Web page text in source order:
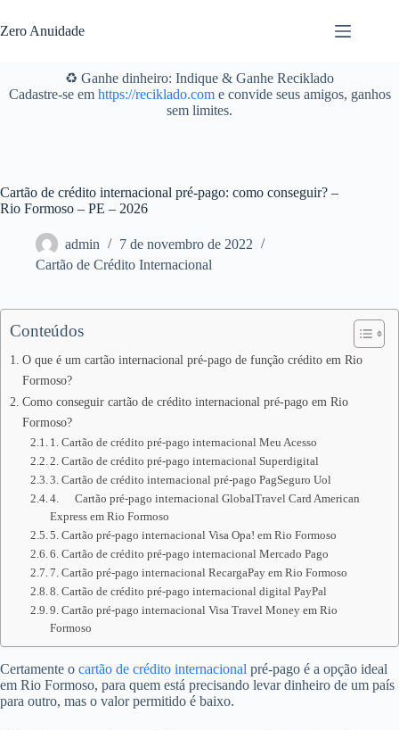
para
o
Zero Anuidade
♻️ Ganhe dinheiro: Indique & Ganhe Reciklado
Cadastre-se em https://reciklado.come convide seus amigos, ganhos
sem limites.
Cartão de crédito internacional pré-pago: como conseguir? –
Rio Formoso – PE – 2026
admin
7 de novembro de 2022
Cartão de Crédito Internacional
Conteúdos
O que é um cartão internacional pré-pago de função crédito em Rio
Formoso?
Como conseguir cartão de crédito internacional pré-pago em Rio
Formoso?
1. Cartão de crédito pré-pago internacional Meu Acesso
2. Cartão de crédito pré-pago internacional Superdigital
3. Cartão de crédito internacional pré-pago PagSeguro Uol
4. Cartão pré-pago internacional GlobalTravel Card American
Express em Rio Formoso
5. Cartão pré-pago internacional Visa Opa! em Rio Formoso
6. Cartão de crédito pré-pago internacional Mercado Pago
7. Cartão pré-pago internacional RecargaPay em Rio Formoso
8. Cartão de crédito pré-pago internacional digital PayPal
9. Cartão pré-pago internacional Visa Travel Money em Rio
Formoso
Certamente o cartão de crédito internacional pré-pago é a opção ideal
em Rio Formoso, para quem está precisando levar dinheiro de um país
para outro, mas o valor permitido é baixo.